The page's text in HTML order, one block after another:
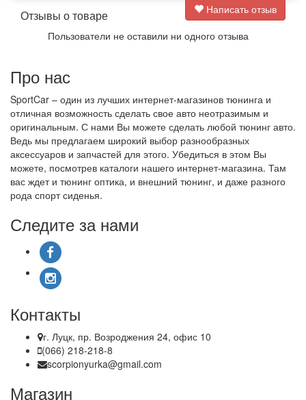
Отзывы о товаре
Написать отзыв
Пользователи не оставили ни одного отзыва
Про нас
SportCar – один из лучших интернет-магазинов тюнинга и
отличная возможность сделать свое авто неотразимым и
оригинальным. С нами Вы можете сделать любой тюнинг авто.
Ведь мы предлагаем широкий выбор разнообразных
аксессуаров и запчастей для этого. Убедиться в этом Вы
можете, посмотрев каталоги нашего интернет-магазина. Там
вас ждет и тюнинг оптика, и внешний тюнинг, и даже разного
рода спорт сиденья.
Следите за нами
Контакты
г. Луцк, пр. Возроджения 24, офис 10
(066) 218-218-8
scorpionyurka@gmail.com
Магазин